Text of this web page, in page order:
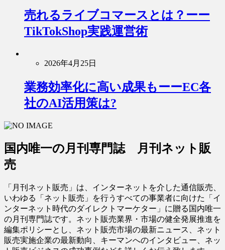
売れるライブコマースとは？ーー
TikTokShop実践運営術
2026年4月25日
業務効率化に高い成果もーーEC各
社のAI活用策は?
国内唯一の月刊専門誌 月刊ネット販
売
「月刊ネット販売」は、インターネットを介した通信販売、
いわゆる「ネット販売」を行うすべての事業者に向けた「イ
ンターネット時代のダイレクトマーケター」に贈る国内唯一
の月刊専門誌です。ネット販売業界・市場の健全発展推進を
編集ポリシーとし、ネット販売市場の最新ニュース、ネット
販売実施企業の最新動向、キーマンへのインタビュー、ネッ